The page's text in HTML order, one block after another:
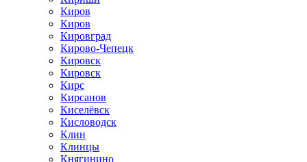
Киров
Киров
Кировград
Кирово-Чепецк
Кировск
Кировск
Кирс
Кирсанов
Киселёвск
Кисловодск
Клин
Клинцы
Княгинино